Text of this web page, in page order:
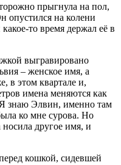
прыгнула на пол,
опустился на колени
то время держал её в
выгравировано
– женское имя, а
в этом квартале и,
имена меняются как
знаю Элвин, именно там
ко мне сурова. Но
другое имя, и
кошкой, сидевшей